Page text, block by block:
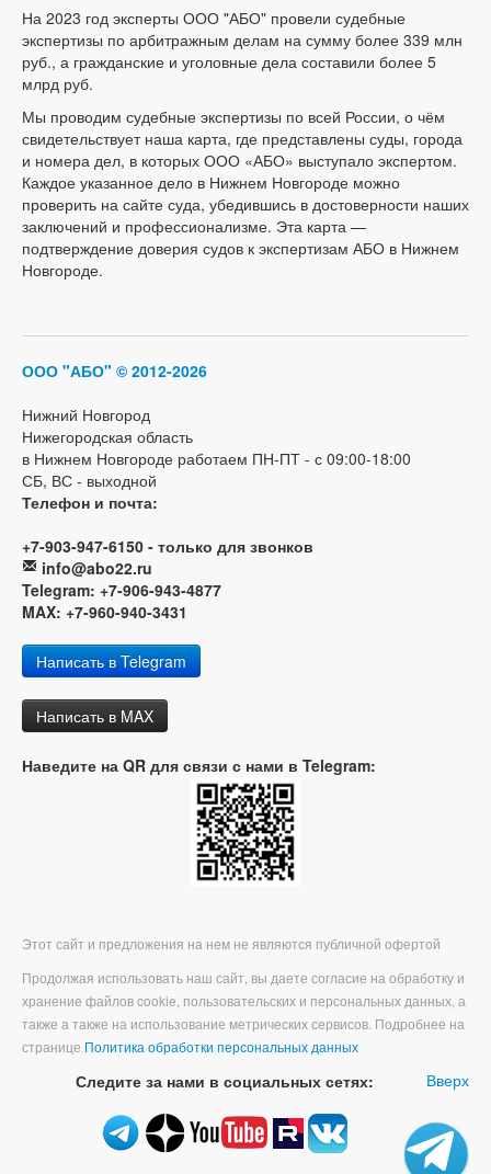
На 2023 год эксперты ООО "АБО" провели судебные
экспертизы по арбитражным делам на сумму более 339 млн
руб., а гражданские и уголовные дела составили более 5
млрд руб.
Мы проводим судебные экспертизы по всей России, о чём
свидетельствует наша карта, где представлены суды, города
и номера дел, в которых ООО «АБО» выступало экспертом.
Каждое указанное дело в Нижнем Новгороде можно
проверить на сайте суда, убедившись в достоверности наших
заключений и профессионализме. Эта карта —
подтверждение доверия судов к экспертизам АБО в Нижнем
Новгороде.
ООО "АБО" © 2012-2026
Нижний Новгород
Нижегородская область
в Нижнем Новгороде работаем ПН-ПТ - с 09:00-18:00
СБ, ВС - выходной
Телефон и почта:
+7-903-947-6150 - только для звонков
info@abo22.ru
Telegram: +7-906-943-4877
MAX: +7-960-940-3431
Написать в Telegram
Написать в MAX
Наведите на QR для связи с нами в Telegram:
Этот сайт и предложения на нем не являются публичной офертой
Продолжая использовать наш сайт, вы даете согласие на обработку и
хранение файлов cookie, пользовательских и персональных данных, а
также а также на использование метрических сервисов. Подробнее на
странице Политика обработки персональных данных
Вверх
Следите за нами в социальных сетях: